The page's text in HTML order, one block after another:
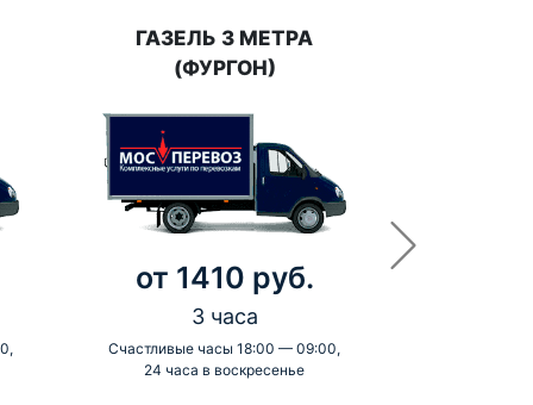
ГАЗЕЛЬ 3 МЕТРА
(ФУРГОН)
от 1410 руб.
3 часа
Счастливые часы 18:00 — 09:00,
24 часа в воскресенье
-